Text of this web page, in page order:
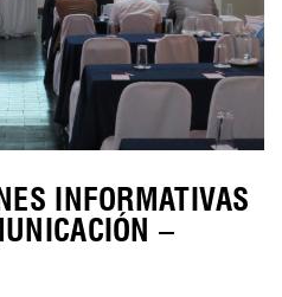
INFORMATIVAS
–